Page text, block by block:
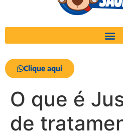
Clique aqui
O que é
de